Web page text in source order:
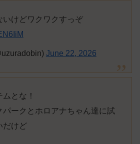
いけどワクワクすっぞ
June 22, 2026
とな！
パークとホロアナちゃん達に試
だけど